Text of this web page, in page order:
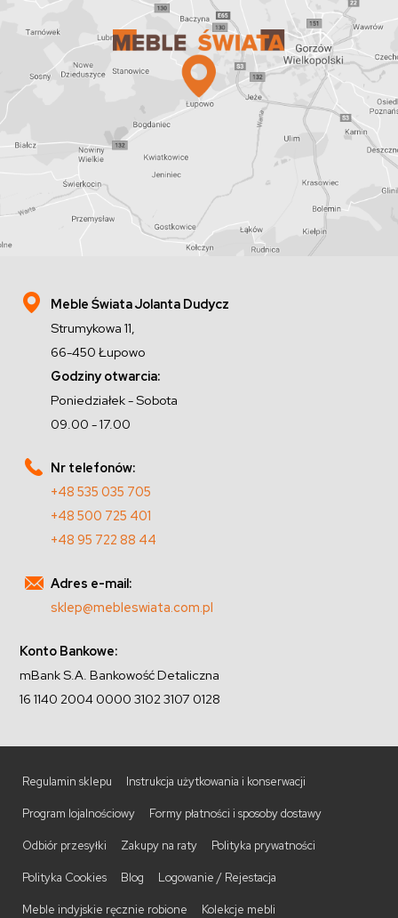
Meble Świata Jolanta Dudycz
Strumykowa 11,
66-450 Łupowo
Godziny otwarcia:
Poniedziałek - Sobota
09.00 - 17.00
Nr telefonów:
+48 535 035 705
+48 500 725 401
+48 95 722 88 44
Adres e-mail:
sklep@mebleswiata.com.pl
Konto Bankowe:
mBank S.A. Bankowość Detaliczna
16 1140 2004 0000 3102 3107 0128
Regulamin sklepu Instrukcja użytkowania i konserwacji
Program lojalnościowy Formy płatności i sposoby dostawy
Odbiór przesyłki Zakupy na raty Polityka prywatności
Polityka Cookies Blog Logowanie / Rejestacja
Meble indyjskie ręcznie robione Kolekcje mebli